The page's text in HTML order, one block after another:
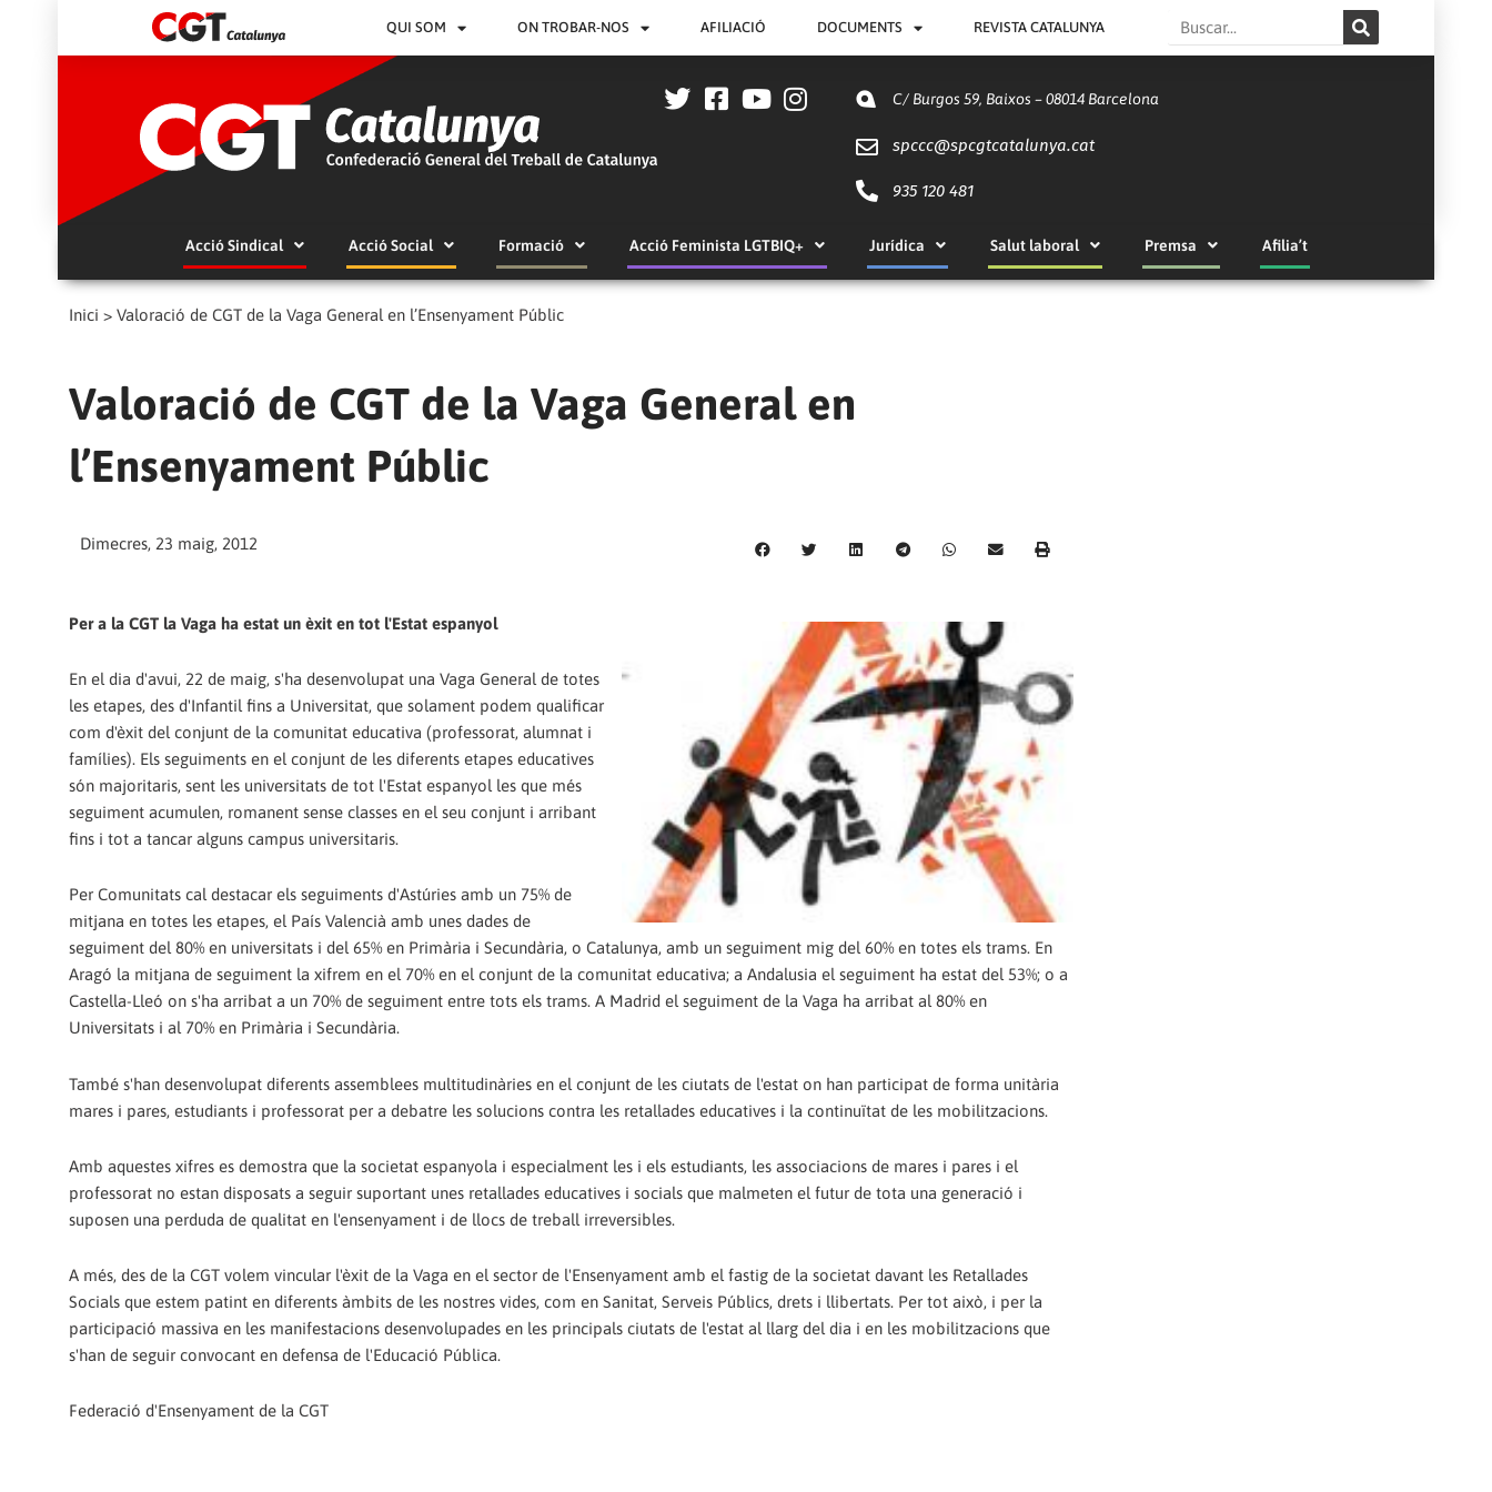
QUI SOM ON TROBAR-NOS AFILIACIÓ DOCUMENTS REVISTA CATALUNYA Search
C/ Burgos 59, Baixos – 08014 Barcelona
spccc@spcgtcatalunya.cat
935 120 481
Acció Sindical Acció Social Formació Acció Feminista LGTBIQ+ Jurídica Salut laboral Premsa Afilia’t
Inici > Valoració de CGT de la Vaga General en l’Ensenyament Públic
Valoració de CGT de la Vaga General en
l’Ensenyament Públic
Dimecres, 23 maig, 2012
Per a la CGT la Vaga ha estat un èxit en tot l'Estat espanyol
En el dia d'avui, 22 de maig, s'ha desenvolupat una Vaga General de totes
les etapes, des d'Infantil fins a Universitat, que solament podem qualificar
com d'èxit del conjunt de la comunitat educativa (professorat, alumnat i
famílies). Els seguiments en el conjunt de les diferents etapes educatives
són majoritaris, sent les universitats de tot l'Estat espanyol les que més
seguiment acumulen, romanent sense classes en el seu conjunt i arribant
fins i tot a tancar alguns campus universitaris.
Per Comunitats cal destacar els seguiments d'Astúries amb un 75% de
mitjana en totes les etapes, el País Valencià amb unes dades de
seguiment del 80% en universitats i del 65% en Primària i Secundària, o Catalunya, amb un seguiment mig del 60% en totes els trams. En
Aragó la mitjana de seguiment la xifrem en el 70% en el conjunt de la comunitat educativa; a Andalusia el seguiment ha estat del 53%; o a
Castella-Lleó on s'ha arribat a un 70% de seguiment entre tots els trams. A Madrid el seguiment de la Vaga ha arribat al 80% en
Universitats i al 70% en Primària i Secundària.
També s'han desenvolupat diferents assemblees multitudinàries en el conjunt de les ciutats de l'estat on han participat de forma unitària
mares i pares, estudiants i professorat per a debatre les solucions contra les retallades educatives i la continuïtat de les mobilitzacions.
Amb aquestes xifres es demostra que la societat espanyola i especialment les i els estudiants, les associacions de mares i pares i el
professorat no estan disposats a seguir suportant unes retallades educatives i socials que malmeten el futur de tota una generació i
suposen una perduda de qualitat en l'ensenyament i de llocs de treball irreversibles.
A més, des de la CGT volem vincular l'èxit de la Vaga en el sector de l'Ensenyament amb el fastig de la societat davant les Retallades
Socials que estem patint en diferents àmbits de les nostres vides, com en Sanitat, Serveis Públics, drets i llibertats. Per tot això, i per la
participació massiva en les manifestacions desenvolupades en les principals ciutats de l'estat al llarg del dia i en les mobilitzacions que
s'han de seguir convocant en defensa de l'Educació Pública.
Federació d'Ensenyament de la CGT